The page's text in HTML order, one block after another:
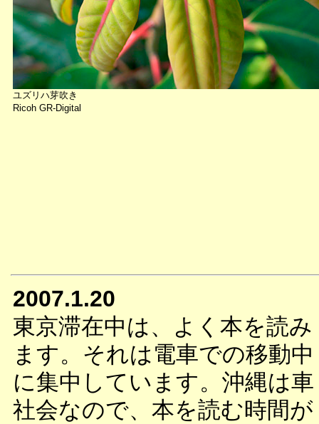
ユズリハ芽吹き
Ricoh GR-Digital
2007.1.20
東京滞在中は、よく本を読み
ます。それは電車での移動中
に集中しています。沖縄は車
社会なので、本を読む時間が